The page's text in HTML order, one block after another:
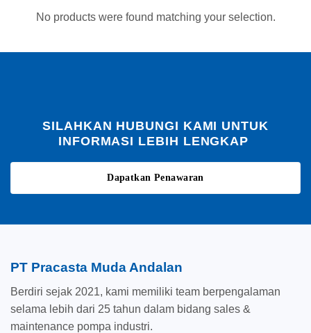
No products were found matching your selection.
SILAHKAN HUBUNGI KAMI UNTUK
INFORMASI LEBIH LENGKAP
Dapatkan Penawaran
PT Pracasta Muda Andalan
Berdiri sejak 2021, kami memiliki team berpengalaman
selama lebih dari 25 tahun dalam bidang sales &
maintenance pompa industri.